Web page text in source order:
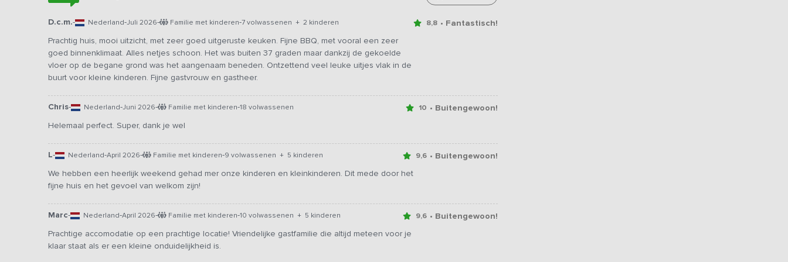
D.c.m.- Nederland-Juli 2026- Familie met kinderen-7 volwassenen + 2 kinderen 8,8 • Fantastisch!
Prachtig huis, mooi uitzicht, met zeer goed uitgeruste keuken. Fijne BBQ, met vooral een zeer
goed binnenklimaat. Alles netjes schoon. Het was buiten 37 graden maar dankzij de gekoelde
vloer op de begane grond was het aangenaam beneden. Ontzettend veel leuke uitjes vlak in de
buurt voor kleine kinderen. Fijne gastvrouw en gastheer.
Chris- Nederland-Juni 2026- Familie met kinderen-18 volwassenen 10 • Buitengewoon!
Helemaal perfect. Super, dank je wel
L- Nederland-April 2026- Familie met kinderen-9 volwassenen + 5 kinderen 9,6 • Buitengewoon!
We hebben een heerlijk weekend gehad mer onze kinderen en kleinkinderen. Dit mede door het
fijne huis en het gevoel van welkom zijn!
Marc- Nederland-April 2026- Familie met kinderen-10 volwassenen + 5 kinderen 9,6 • Buitengewoon!
Prachtige accomodatie op een prachtige locatie! Vriendelijke gastfamilie die altijd meteen voor je
klaar staat als er een kleine onduidelijkheid is.